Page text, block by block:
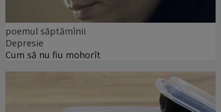
poemul săptămînii
Depresie
Cum să nu fiu mohorît